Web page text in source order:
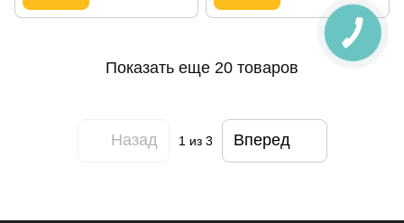
Показать еще 20 товаров
Назад 1 из 3 Вперед